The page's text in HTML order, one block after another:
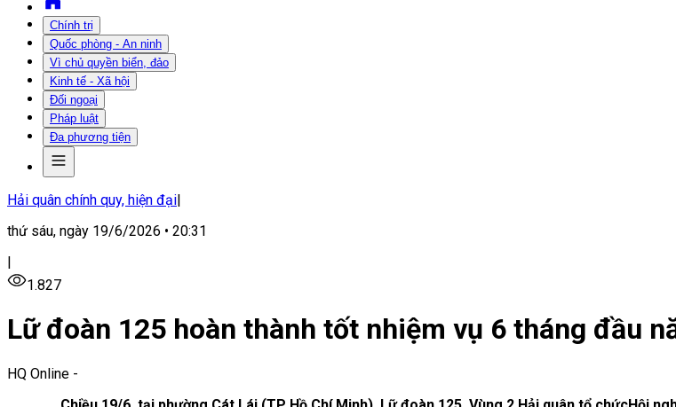
Chính trị
Quốc phòng - An ninh
Vì chủ quyền biển, đảo
Kinh tế - Xã hội
Đối ngoại
Pháp luật
Đa phương tiện
Hải quân chính quy, hiện đại|
thứ sáu, ngày 19/6/2026 • 20:31
|
1.827
Lữ đoàn 125 hoàn thành tốt nhiệm vụ 6 tháng đầu
HQ Online -